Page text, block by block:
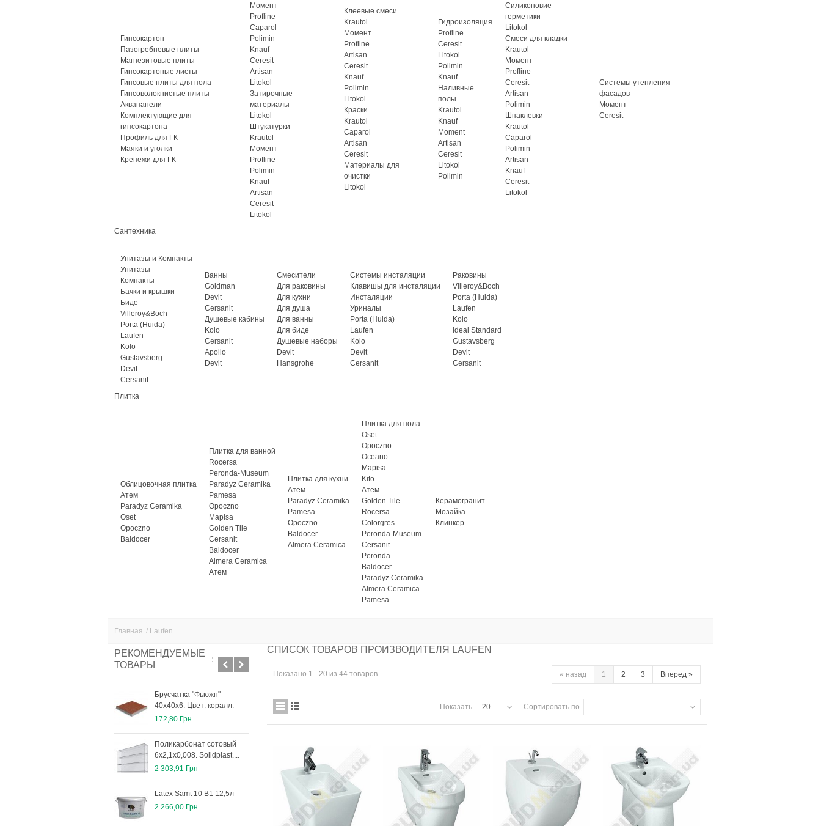
Гипсокартон
Пазогребневые плиты
Магнезитовые плиты
Гипсокартоные листы
Гипсовые плиты для пола
Гипсоволокнистые плиты
Аквапанели
Комплектующие для
гипсокартона
Профиль для ГК
Маяки и уголки
Крепежи для ГК
Момент
Profline
Caparol
Polimin
Knauf
Ceresit
Artisan
Litokol
Затирочные
материалы
Litokol
Штукатурки
Krautol
Момент
Profline
Polimin
Knauf
Artisan
Ceresit
Litokol
Клеевые смеси
Krautol
Момент
Profline
Artisan
Ceresit
Knauf
Polimin
Litokol
Краски
Krautol
Caparol
Artisan
Ceresit
Материалы для
очистки
Litokol
Гидроизоляция
Profline
Ceresit
Litokol
Polimin
Knauf
Наливные
полы
Krautol
Knauf
Moment
Artisan
Ceresit
Litokol
Polimin
Силиконовие
герметики
Litokol
Смеси для кладки
Krautol
Момент
Profline
Ceresit
Artisan
Polimin
Шпаклевки
Krautol
Caparol
Polimin
Artisan
Knauf
Ceresit
Litokol
Системы утепления
фасадов
Момент
Ceresit
Сантехника
Унитазы и Компакты
Унитазы
Компакты
Бачки и крышки
Биде
Villeroy&Boch
Porta (Huida)
Laufen
Kolo
Gustavsberg
Devit
Cersanit
Ванны
Goldman
Devit
Cersanit
Душевые кабины
Kolo
Cersanit
Apollo
Devit
Смесители
Для раковины
Для кухни
Для душа
Для ванны
Для биде
Душевые наборы
Devit
Hansgrohe
Системы инсталяции
Клавишы для инсталяции
Инсталяции
Уриналы
Porta (Huida)
Laufen
Kolo
Devit
Cersanit
Раковины
Villeroy&Boch
Porta (Huida)
Laufen
Kolo
Ideal Standard
Gustavsberg
Devit
Cersanit
Плитка
Облицовочная плитка
Атем
Paradyz Ceramika
Oset
Opoczno
Baldocer
Плитка для ванной
Rocersa
Peronda-Museum
Paradyz Ceramika
Pamesa
Opoczno
Mapisa
Golden Tile
Cersanit
Baldocer
Almera Ceramica
Атем
Плитка для кухни
Атем
Paradyz Ceramika
Pamesa
Opoczno
Baldocer
Almera Ceramica
Плитка для пола
Oset
Opoczno
Oceano
Mapisa
Kito
Атем
Golden Tile
Rocersa
Colorgres
Peronda-Museum
Cersanit
Peronda
Baldocer
Paradyz Ceramika
Almera Ceramica
Pamesa
Керамогранит
Мозайка
Клинкер
Главная / Laufen
РЕКОМЕНДУЕМЫЕ
ТОВАРЫ
Брусчатка "Фьюжн"
40х40х6. Цвет: коралл.
172,80 Грн
Поликарбонат сотовый
6х2,1х0,008. Solidplast....
2 303,91 Грн
Latex Samt 10 B1 12,5л
2 266,00 Грн
15х15х6. Цвет: платина.
"Фалка" 30Х15Х10. Цвет:
оливка.
Krautol Standard Plus, 2,5л
129,00 Грн
СПИСОК ТОВАРОВ ПРОИЗВОДИТЕЛЯ LAUFEN
« назад 1 2 3 Вперед »
Показано 1 - 20 из 44 товаров
Сортировать по --
Показать 20